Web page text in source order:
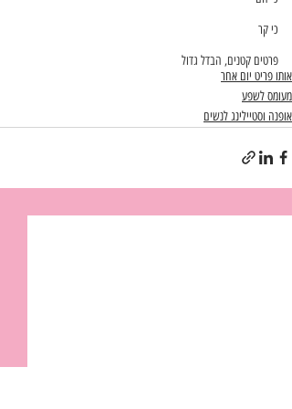
כי קר
פרטים קטנים, הבדל גדול
אותו פריט יום אחר
מעומס לשפע
אופנה וסטיילינג לנשים